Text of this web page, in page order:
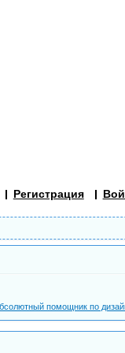
Регистрация
помощник по